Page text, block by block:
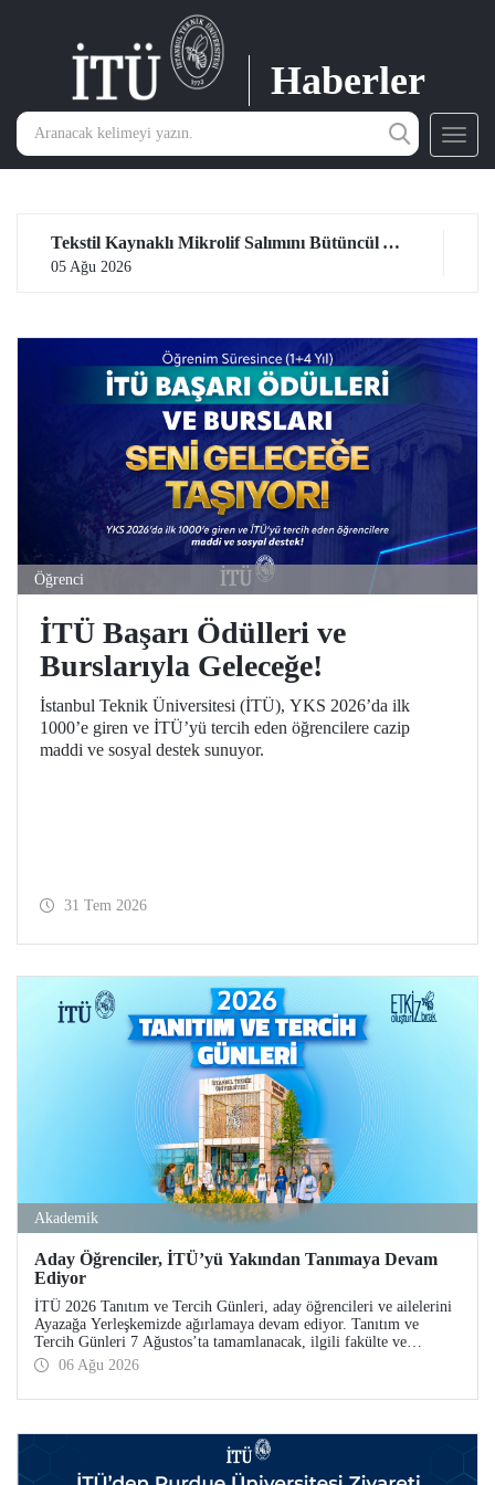
Haberler
Tekstil Kaynaklı Mikrolif Salımını Bütüncül Yaklaşımla İnceleyerek Analiz ve Azaltım Stratejileri Geliştirecek Projeye TÜBİTAK Desteği
Öğrenci
İTÜ Başarı Ödülleri ve
Burslarıyla Geleceğe!
İstanbul Teknik Üniversitesi (İTÜ), YKS 2026’da ilk
1000’e giren ve İTÜ’yü tercih eden öğrencilere cazip
maddi ve sosyal destek sunuyor.
31 Tem 2026
Akademik
Aday Öğrenciler, İTÜ’yü Yakından Tanımaya Devam
Ediyor
İTÜ 2026 Tanıtım ve Tercih Günleri, aday öğrencileri ve ailelerini
Ayazağa Yerleşkemizde ağırlamaya devam ediyor. Tanıtım ve
Tercih Günleri 7 Ağustos’ta tamamlanacak, ilgili fakülte ve
birimler adaylara bilgi vermeye devam edecek.
06 Ağu 2026